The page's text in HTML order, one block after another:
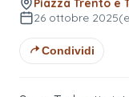
Piazza Trento e
26 ottobre 2025
Condividi